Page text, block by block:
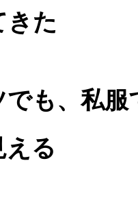
きた
でも、私
える